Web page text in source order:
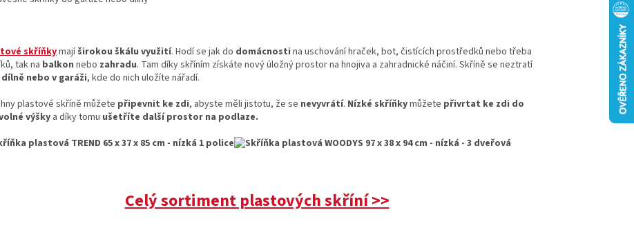
skříňkymají širokou škálu využití. Hodí se jak do domácnosti na uschování hraček, bot, čistících prostředků nebo třeba
tak na balkon nebo zahradu. Tam díky skříním získáte nový úložný prostor na hnojiva a zahradnické náčiní. Skříně se neztratí
dílně nebo v garáži, kde do nich uložíte nářadí.
plastové skříně můžete připevnit ke zdi, abyste měli jistotu, že se nevyvrátí. Nízké skříňkymůžete přivrtat ke zdi do
výškya díky tomu ušetříte další prostor na podlaze.
Celý sortiment plastových skříní >>